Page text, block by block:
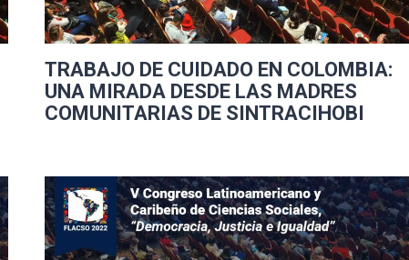
TRABAJO DE CUIDADO EN COLOMBIA:
UNA MIRADA DESDE LAS MADRES
COMUNITARIAS DE SINTRACIHOBI